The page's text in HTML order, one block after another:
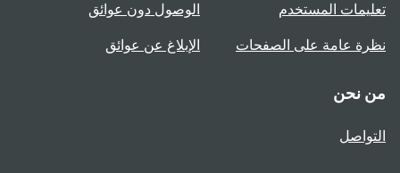
تعليمات المستخدم
نظرة عامة على الصفحات
الوصول دون عوائق
الإبلاغ عن عوائق
من نحن
التواصل